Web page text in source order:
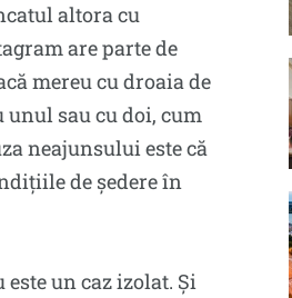
altora cu
are parte de
mereu cu droaia de
unul sau cu doi, cum
neajunsului este că
de ședere în
un caz izolat. Și